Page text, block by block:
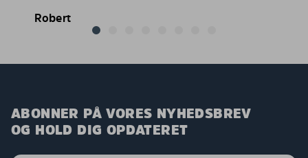
Robert
ABONNER PÅ VORES NYHEDSBREV
OG HOLD DIG OPDATERET